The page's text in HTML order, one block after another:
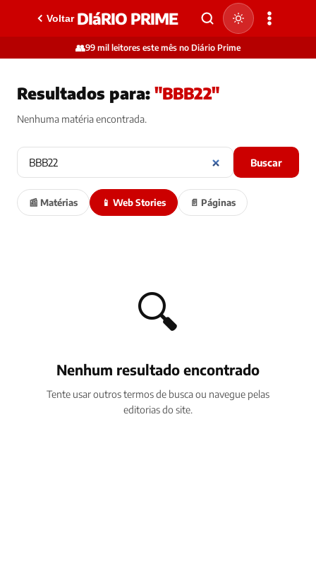
Voltar DIáRIO PRIME
👥99 mil leitores este mês no Diário Prime
Resultados para: "BBB22"
Nenhuma matéria encontrada.
Buscar
📰 Matérias 📱 Web Stories 📄 Páginas
🔍
Nenhum resultado encontrado
Tente usar outros termos de busca ou navegue pelas
editorias do site.